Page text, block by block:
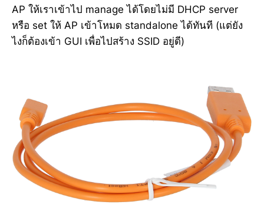
AP ให้เราเข้าไป manage ได้โดยไม่มี DHCP server
หรือ set ให้ AP เข้าโหมด standalone ได้ทันที (แต่ยัง
ไงก็ต้องเข้า GUI เพื่อไปสร้าง SSID อยู่ดี)